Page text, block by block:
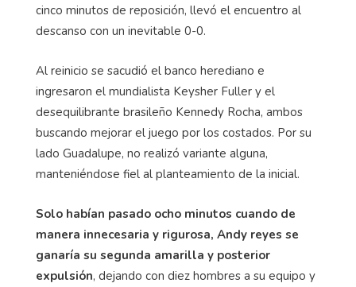
cinco minutos de reposición, llevó el encuentro al
descanso con un inevitable 0-0.
Al reinicio se sacudió el banco herediano e
ingresaron el mundialista Keysher Fuller y el
desequilibrante brasileño Kennedy Rocha, ambos
buscando mejorar el juego por los costados. Por su
lado Guadalupe, no realizó variante alguna,
manteniéndose fiel al planteamiento de la inicial.
Solo habían pasado ocho minutos cuando de
manera innecesaria y rigurosa, Andy reyes se
ganaría su segunda amarilla y posterior
expulsión, dejando con diez hombres a su equipo y